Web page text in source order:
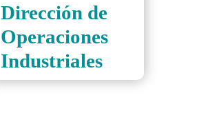
Dirección de
Operaciones
Industriales